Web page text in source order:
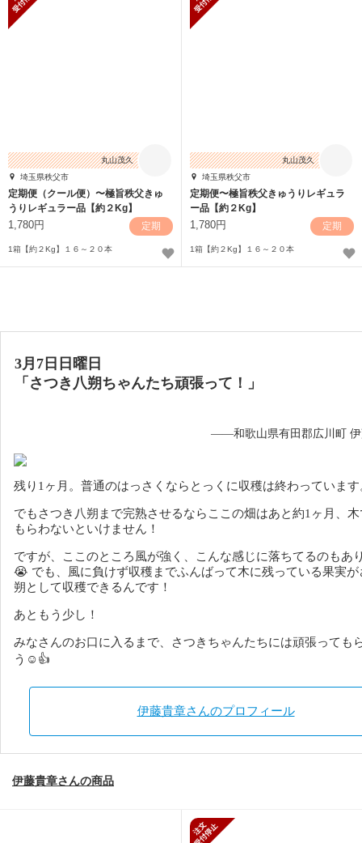
丸山茂久
埼玉県秩父市
定期便（クール便）〜極旨秩父きゅ
うりレギュラー品【約２Kg】
1,780円 定期
1箱【約２Kg】１６～２０本
丸山茂久
埼玉県秩父市
定期便〜極旨秩父きゅうりレギュラ
ー品【約２Kg】
1,780円 定期
1箱【約２Kg】１６～２０本
3月7日日曜日
「さつき八朔ちゃんたち頑張って！」
——和歌山県有田郡広川町 伊
残り1ヶ月。普通のはっさくならとっくに収穫は終わっています
でもさつき八朔まで完熟させるならここの畑はあと約1ヶ月、
もらわないといけません！
ですが、ここのところ風が強く、こんな感じに落ちてるのもあ
😭 でも、風に負けず収穫までふんばって木に残っている果実が
朔として収穫できるんです！
あともう少し！
みなさんのお口に入るまで、さつきちゃんたちには頑張っても
う☺️👍
伊藤貴章さんのプロフィール
伊藤貴章さんの商品